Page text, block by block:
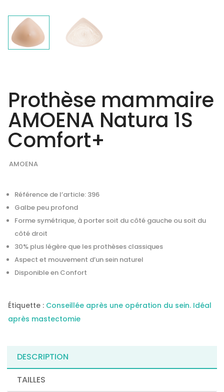
Prothèse mammaire
AMOENA Natura 1S
Comfort+
AMOENA
Référence de l’article: 396
Galbe peu profond
Forme symétrique, à porter soit du côté gauche ou soit du
côté droit
30% plus légère que les prothèses classiques
Aspect et mouvement d’un sein naturel
Disponible en Confort
Étiquette : Conseillée après une opération du sein. Idéal
après mastectomie
DESCRIPTION
TAILLES